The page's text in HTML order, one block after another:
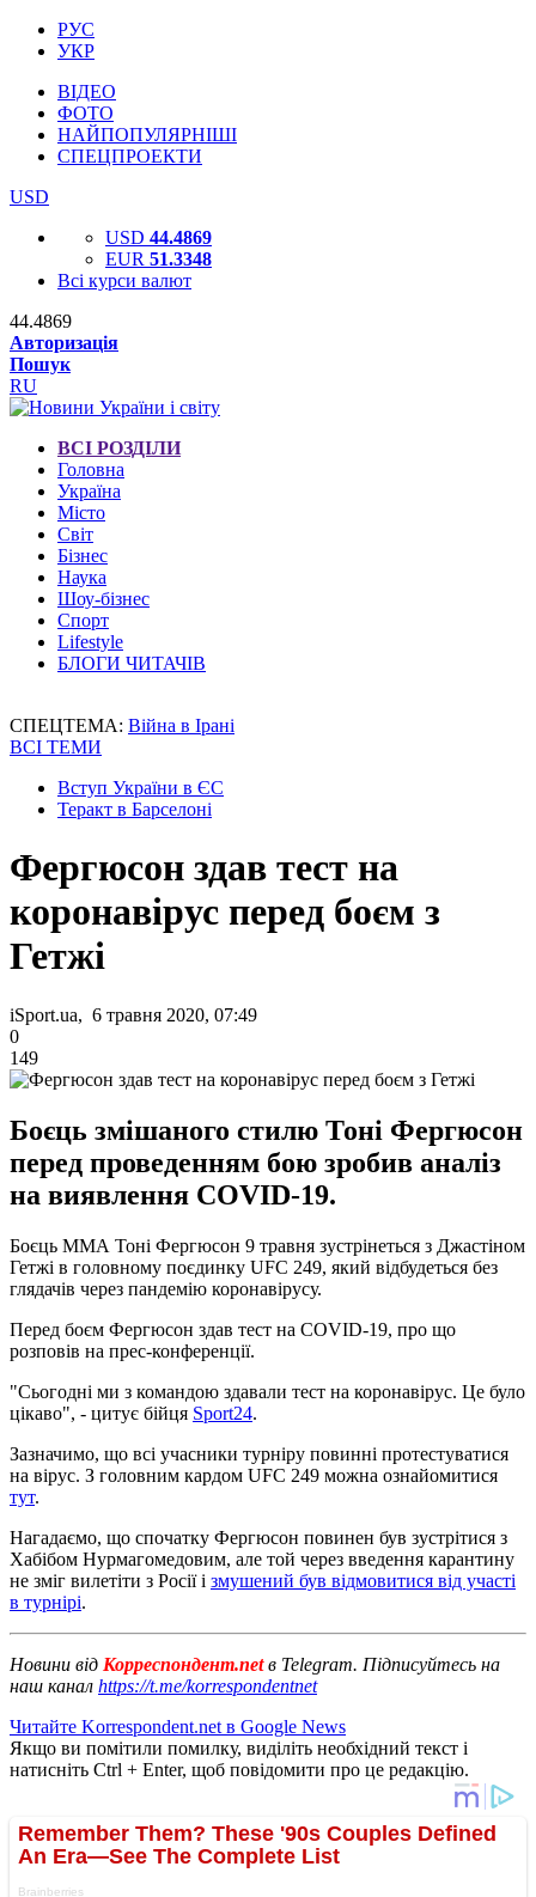
РУС
УКР
ВІДЕО
ФОТО
НАЙПОПУЛЯРНІШІ
СПЕЦПРОЕКТИ
USD
USD 44.4869
EUR 51.3348
Всі курси валют
44.4869
Авторизація
Пошук
RU
ВСІ РОЗДІЛИ
Головна
Україна
Місто
Світ
Бізнес
Наука
Шоу-бізнес
Спорт
Lifestyle
БЛОГИ ЧИТАЧІВ
СПЕЦТЕМА: Війна в Ірані
ВСІ ТЕМИ
Вступ України в ЄС
Теракт в Барселоні
Фергюсон здав тест на
коронавірус перед боєм з
Гетжі
iSport.ua, 6 травня 2020, 07:49
0
149
Боєць змішаного стилю Тоні Фергюсон
перед проведенням бою зробив аналіз
на виявлення COVID-19.
Боєць ММА Тоні Фергюсон 9 травня зустрінеться з Джастіном
Гетжі в головному поєдинку UFC 249, який відбудеться без
глядачів через пандемію коронавірусу.
Перед боєм Фергюсон здав тест на COVID-19, про що
розповів на прес-конференції.
"Сьогодні ми з командою здавали тест на коронавірус. Це було
цікаво", - цитує бійця Sport24.
Зазначимо, що всі учасники турніру повинні протестуватися
на вірус. З головним кардом UFC 249 можна ознайомитися
тут.
Нагадаємо, що спочатку Фергюсон повинен був зустрітися з
Хабібом Нурмагомедовим, але той через введення карантину
не зміг вилетіти з Росії і змушений був відмовитися від участі
в турнірі.
Новини від Корреспондент.netв Telegram. Підписуйтесь на
наш канал https://t.me/korrespondentnet
Читайте Korrespondent.net в Google News
Якщо ви помітили помилку, виділіть необхідний текст і
натисніть Ctrl + Enter, щоб повідомити про це редакцію.